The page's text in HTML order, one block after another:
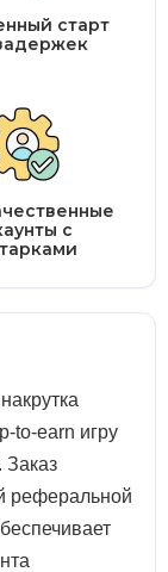
старт
с
to-earn игру
Заказ
реферальной